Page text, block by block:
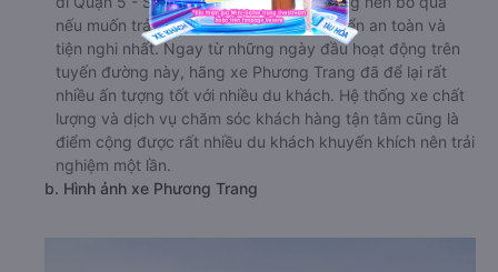
nếu muốn trải nghiệm hành trình di chuyển an toàn và
tiện nghi nhất. Ngay từ những ngày đầu hoạt động trên
tuyến đường này, hãng xe Phương Trang đã để lại rất
nhiều ấn tượng tốt với nhiều du khách. Hệ thống xe chất
lượng và dịch vụ chăm sóc khách hàng tận tâm cũng là
điểm cộng được rất nhiều du khách khuyến khích nên trải
nghiệm một lần.
b. Hình ảnh xe Phương Trang